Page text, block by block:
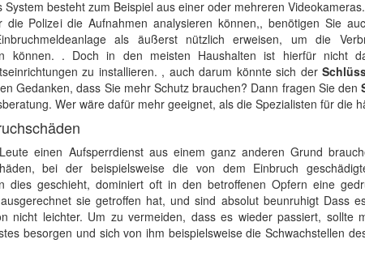
System besteht zum Beispiel aus einer oder mehreren
die Polizei die Aufnahmen analysieren können,, benötigen Sie
als äußerst nützlich erweisen, um die
können. . Doch in den meisten Haushalten ist hierfür nicht
zu installieren. , auch darum könnte sich der
Gedanken, dass Sie mehr Schutz brauchen? Dann fragen Sie den
Wer wäre dafür mehr geeignet, als die Spezialisten für die
einen Aufsperrdienst aus einem ganz anderen Grund
bei der beispielsweise die von dem Einbruch
dies geschieht, dominiert oft in den betroffenen Opfern eine
sie getroffen hat, und sind absolut beunruhigt Dass
nicht leichter. Um zu vermeiden, dass es wieder passiert, sollte
besorgen und sich von ihm beispielsweise die Schwachstellen